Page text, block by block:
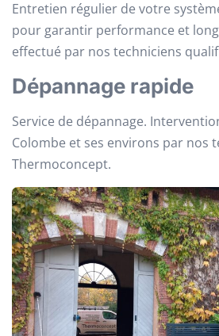
Entretien régulier de votre
pour garantir performance et
effectué par nos techniciens
Dépannage rapide
Service de dépannage.
Colombe et ses environs par nos
Thermoconcept.